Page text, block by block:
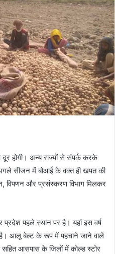
होगी। अन्य राज्यों से संपर्क करके
सीजन में बोआई के वक्त ही खपत की
विपणन और प्रसंस्करण विभाग मिलकर
पहले स्थान पर है। यहां इस वर्ष
आलू बेल्ट के रूप में पहचाने जाने वाले
सहित आसपास के जिलों में कोल्ड स्टोर